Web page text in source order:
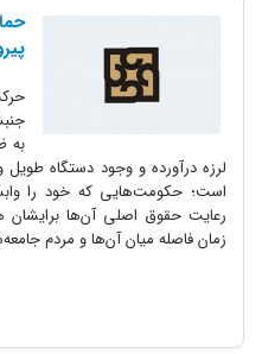
به
لرزه درآورده و وجود دستگاه طویل و
است؛ حکومت‌هایی که خود را
رعایت حقوق اصلی آن‌ها برایشان
زمان فاصله میان آن‌ها و مردم